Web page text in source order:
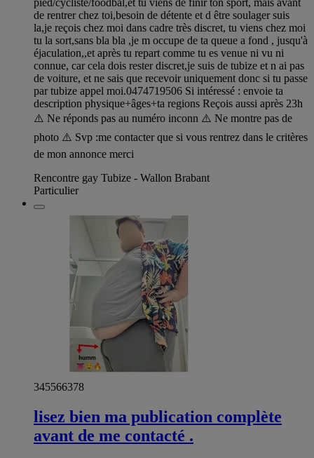
pied/cycliste/foodbal,et tu viens de finir ton sport, mais avant
de rentrer chez toi,besoin de détente et d être soulager suis
la,je reçois chez moi dans cadre très discret, tu viens chez moi
tu la sort,sans bla bla ,je m occupe de ta queue a fond , jusqu'à
éjaculation,,et après tu repart comme tu es venue ni vu ni
connue, car cela dois rester discret,je suis de tubize et n ai pas
de voiture, et ne sais que recevoir uniquement donc si tu passe
par tubize appel moi.0474719506 Si intéressé : envoie ta
description physique+âges+ta regions Reçois aussi après 23h
⚠️ Ne réponds pas au numéro inconn ⚠️ Ne montre pas de
photo ⚠️ Svp :me contacter que si vous rentrez dans le critères
de mon annonce merci
Rencontre gay Tubize - Wallon Brabant
Particulier
345566378
lisez bien ma publication complète
avant de me contacté .